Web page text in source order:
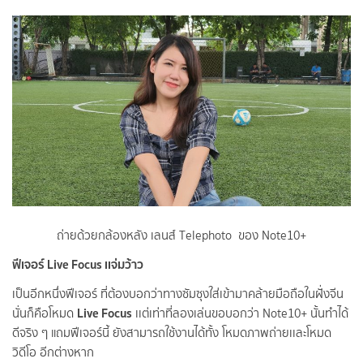
ถ่ายด้วยกล้องหลัง เลนส์ Telephoto ของ Note10+
ฟีเจอร์ Live Focus เเจ่มว้าว
เป็นอีกหนึ่งฟีเจอร์ ที่ต้องบอกว่าทางซัมซุงใส่เข้ามาคล้ายมือถือในฝั่งจีน
นั่นก็คือโหมด Live Focus เเต่เท่าที่ลองเล่นขอบอกว่า Note10+ นั้นทำได้
ดีจริง ๆ แถมฟีเจอร์นี้ ยังสามารถใช้งานได้ทั้ง โหมดภาพถ่ายเเละโหมด
วิดีโอ อีกต่างหาก